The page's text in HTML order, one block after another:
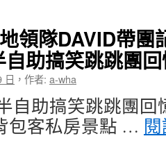
機
箱】
出
FUN
心
地領隊DAVID帶
助搞笑跳跳團
日 ， 作者: a-wha
自助搞笑跳跳團
包客私房景點 …